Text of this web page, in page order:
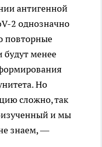
антигенной
2 однозначно
повторные
будут менее
Но
сложно, так
и мы
знаем, —